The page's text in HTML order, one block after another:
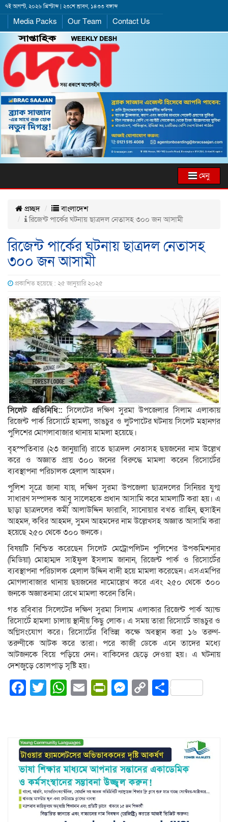
৭ই আগস্ট, ২০২৬ খ্রিস্টাব্দ | ২৩শে শ্রাবণ, ১৪৩৩ বঙ্গাব্দ
Media Packs Our Team Contact Us
মেনু
প্রচ্ছদ
বাংলাদেশ
রিজেন্ট পার্কের ঘটনায় ছাত্রদল নেতাসহ ৩০০ জন আসামী
রিজেন্ট পার্কের ঘটনায় ছাত্রদল নেতাসহ
৩০০ জন আসামী
প্রকাশিত হয়েছে : ২৫ জানুয়ারি ২০২৫
সিলেট প্রতিনিধি:: সিলেটের দক্ষিণ সুরমা উপজেলার সিলাম এলাকায়
রিজেন্ট পার্ক রিসোর্টে হামলা, ভাঙচুর ও লুটপাটের ঘটনায় সিলেট মহানগর
পুলিশের মোগলাবাজার থানায় মামলা হয়েছে।
বৃহস্পতিবার (২৩ জানুয়ারি) রাতে ছাত্রদল নেতাসহ ছয়জনের নাম উল্লেখ
করে ও অজ্ঞাত প্রায় ৩০০ জনের বিরুদ্ধে মামলা করেন রিসোর্টের
ব্যবস্থাপনা পরিচালক হেলাল আহমদ।
পুলিশ সূত্রে জানা যায়, দক্ষিণ সুরমা উপজেলা ছাত্রদলের সিনিয়র যুগ্ম
সাধারণ সম্পাদক আবু সালেহকে প্রধান আসামি করে মামলাটি করা হয়। এ
ছাড়া ছাত্রদলের কর্মী আলাউদ্দিন ফারাবি, সানোয়ার বখত রাহিন, হুসাইন
আহমদ, কবির আহমদ, সুমন আহমদের নাম উল্লেখসহ অজ্ঞাত আসামি করা
হয়েছে ২৫০ থেকে ৩০০ জনকে।
বিষয়টি নিশ্চিত করেছেন সিলেট মেট্রোপলিটন পুলিশের উপকমিশনার
(মিডিয়া) মোহাম্মদ সাইফুল ইসলাম জানান, রিজেন্ট পার্ক ও রিসোর্টের
ব্যবস্থাপনা পরিচালক হেলাল উদ্দিন বাদী হয়ে মামলা করেছেন। এসএমপির
মোগলাবাজার থানায় ছয়জনের নামোল্লেখ করে এবং ২৫০ থেকে ৩০০
জনকে অজ্ঞাতনামা রেখে মামলা করেন তিনি।
গত রবিবার সিলেটের দক্ষিণ সুরমা সিলাম এলাকার রিজেন্ট পার্ক অ্যান্ড
রিসোর্টে হামলা চালায় স্থানীয় কিছু লোক। এ সময় তারা রিসোর্টে ভাঙচুর ও
অগ্নিসংযোগ করে। রিসোর্টের বিভিন্ন কক্ষে অবস্থান করা ১৬ তরুণ-
তরুণীকে আটক করে তারা। পরে কাজী ডেকে এনে তাদের মধ্যে
আটজনকে বিয়ে পড়িয়ে দেন। বাকিদের ছেড়ে দেওয়া হয়। এ ঘটনায়
দেশজুড়ে তোলপাড় সৃষ্টি হয়।
Facebook
Twitter
WhatsApp
EmailPrintFriendly
Messenger
CopyShare